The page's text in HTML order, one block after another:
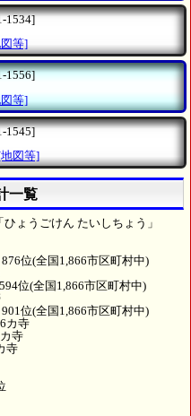
1534]
等]
1556]
等]
1545]
図等]
一覧
ょうごけん たいしちょう」
位(全国1,866市区町村中)
位(全国1,866市区町村中)
位(全国1,866市区町村中)
カ寺
寺
寺